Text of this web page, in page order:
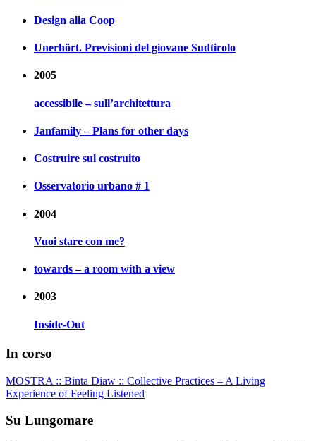
Design alla Coop
Unerhört. Previsioni del giovane Sudtirolo
2005
accessibile – sull’architettura
Janfamily – Plans for other days
Costruire sul costruito
Osservatorio urbano # 1
2004
Vuoi stare con me?
towards – a room with a view
2003
Inside-Out
In corso
MOSTRA :: Binta Diaw :: Collective Practices – A Living
Experience of Feeling Listened
Su Lungomare